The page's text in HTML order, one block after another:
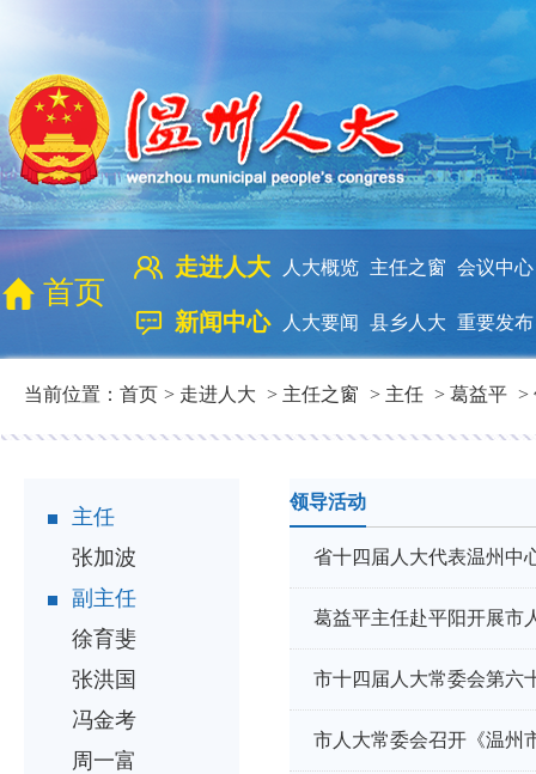
首页
走进人大 人大概览 主任之窗 会议中心
新闻中心 人大要闻 县乡人大 重要发布
当前位置： 首页 > 走进人大 > 主任之窗 > 主任 > 葛益平 >
主任
张加波
副主任
徐育斐
张洪国
冯金考
周一富
领导活动
省十四届人大代表温州中
葛益平主任赴平阳开展市
市十四届人大常委会第六
市人大常委会召开《温州